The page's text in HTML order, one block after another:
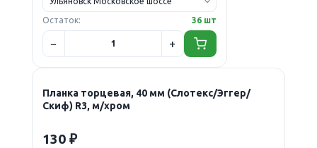
Остаток: 36 шт
Планка торцевая, 40 мм (Слотекс/Эггер/
Скиф) R3, м/хром
130 ₽